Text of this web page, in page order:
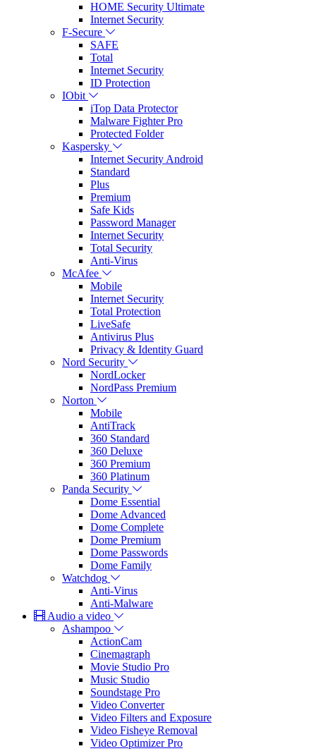
HOME Security Ultimate
Internet Security
F-Secure
SAFE
Total
Internet Security
ID Protection
IObit
iTop Data Protector
Malware Fighter Pro
Protected Folder
Kaspersky
Internet Security Android
Standard
Plus
Premium
Safe Kids
Password Manager
Internet Security
Total Security
Anti-Virus
McAfee
Mobile
Internet Security
Total Protection
LiveSafe
Antivirus Plus
Privacy & Identity Guard
Nord Security
NordLocker
NordPass Premium
Norton
Mobile
AntiTrack
360 Standard
360 Deluxe
360 Premium
360 Platinum
Panda Security
Dome Essential
Dome Advanced
Dome Complete
Dome Premium
Dome Passwords
Dome Family
Watchdog
Anti-Virus
Anti-Malware
Audio a video
Ashampoo
ActionCam
Cinemagraph
Movie Studio Pro
Music Studio
Soundstage Pro
Video Converter
Video Filters and Exposure
Video Fisheye Removal
Video Optimizer Pro